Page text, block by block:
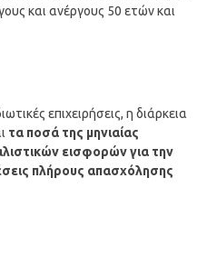
και ανέργους 50 ετών και
επιχειρήσεις, η διάρκεια
τα ποσά της μηνιαίας
εισφορών για την
πλήρους απασχόλησης